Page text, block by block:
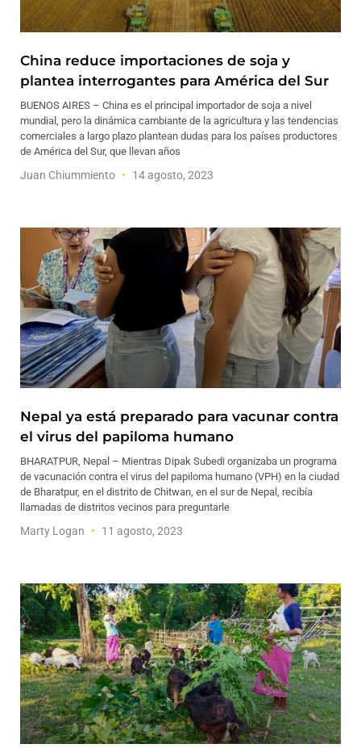
China reduce importaciones de soja y
plantea interrogantes para América del Sur
BUENOS AIRES – China es el principal importador de soja a nivel
mundial, pero la dinámica cambiante de la agricultura y las tendencias
comerciales a largo plazo plantean dudas para los países productores
de América del Sur, que llevan años
Juan Chiummiento 14 agosto, 2023
Nepal ya está preparado para vacunar contra
el virus del papiloma humano
BHARATPUR, Nepal – Mientras Dipak Subedi organizaba un programa
de vacunación contra el virus del papiloma humano (VPH) en la ciudad
de Bharatpur, en el distrito de Chitwan, en el sur de Nepal, recibía
llamadas de distritos vecinos para preguntarle
Marty Logan 11 agosto, 2023